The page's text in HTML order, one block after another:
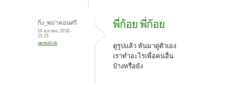
กิ่ง_พม่าคอนศรี
10 ตุลาคม, 2010 -
15:23
permalink
พี่ก้อย พี่ก้อย
ดูรูปแล้ว หันมาดูตัวเอง
เราทำอะไรเพื่อคนอื่น
บ้างหรือยัง